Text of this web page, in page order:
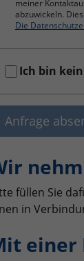
meiner
abzuwickeln.
Die
Ich bin
Anfrage
füllen Sie
in
einer